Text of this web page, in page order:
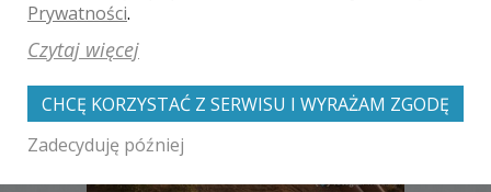
Prywatności.
Czytaj więcej
CHCĘ KORZYSTAĆ Z SERWISU I WYRAŻAM ZGODĘ
Zadecyduję później